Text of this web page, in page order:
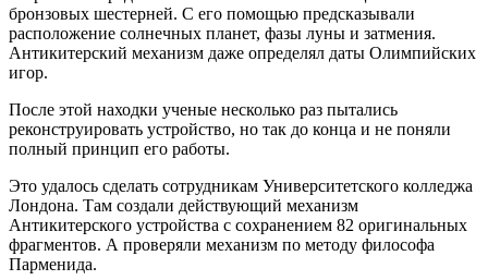
бронзовых шестерней. С его помощью предсказывали
расположение солнечных планет, фазы луны и затмения.
Антикитерский механизм даже определял даты Олимпийских
игор.
После этой находки ученые несколько раз пытались
реконструировать устройство, но так до конца и не поняли
полный принцип его работы.
Это удалось сделать сотрудникам Университетского колледжа
Лондона. Там создали действующий механизм
Антикитерского устройства с сохранением 82 оригинальных
фрагментов. А проверяли механизм по методу философа
Парменида.